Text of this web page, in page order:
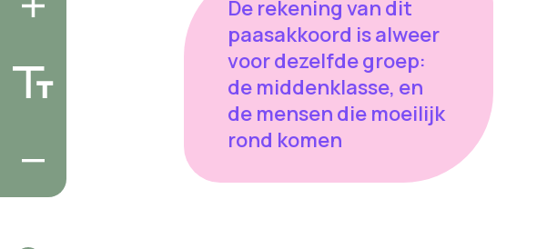
De rekening van dit
paasakkoord is alweer
voor dezelfde groep:
de middenklasse, en
de mensen die moeilijk
rond komen